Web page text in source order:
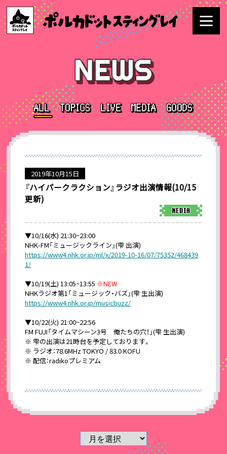
2019年10月15日
『ハイパークラクション』ラジオ出演情報(10/15
更新)
▼10/16(水) 21:30~23:00
NHK-FM「ミュージックライン」(雫 出演)
https://www4.nhk.or.jp/ml/x/2019-10-16/07/75352/468439
1/
▼10/19(土) 13:05~13:55 ※NEW
NHKラジオ第1「ミュージック・バズ」(雫 生出演)
https://www4.nhk.or.jp/musicbuzz/
▼10/22(火) 21:00~22:56
FM FUJI「タイムマシーン3号 俺たちの穴！」(雫 生出演)
※ 雫の出演は21時台を予定しております。
※ ラジオ：78.6MHz TOKYO / 83.0 KOFU
※ 配信：radikoプレミアム